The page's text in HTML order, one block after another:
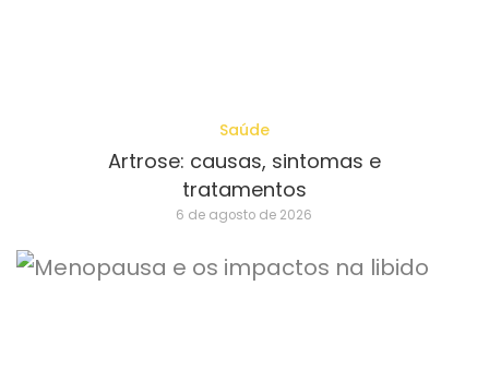
Saúde
Artrose: causas, sintomas e
tratamentos
6 de agosto de 2026